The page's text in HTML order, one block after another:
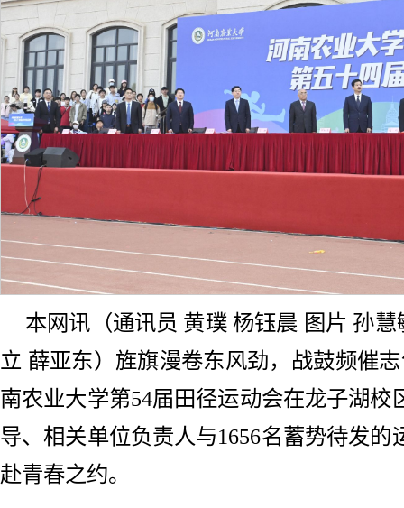
本网讯（通讯员 黄璞 杨钰晨 图片 孙
立 薛亚东）旌旗漫卷东风劲，战鼓频催
南农业大学第54届田径运动会在龙子湖校
导、相关单位负责人与1656名蓄势待发的
赴青春之约。